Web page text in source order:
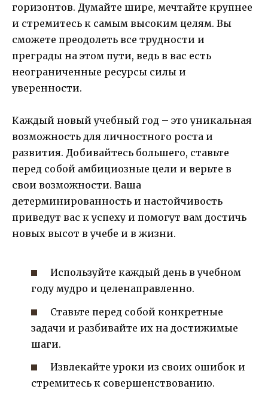
горизонтов. Думайте шире, мечтайте крупнее
и стремитесь к самым высоким целям. Вы
сможете преодолеть все трудности и
преграды на этом пути, ведь в вас есть
неограниченные ресурсы силы и
уверенности.
Каждый новый учебный год – это уникальная
возможность для личностного роста и
развития. Добивайтесь большего, ставьте
перед собой амбициозные цели и верьте в
свои возможности. Ваша
детерминированность и настойчивость
приведут вас к успеху и помогут вам достичь
новых высот в учебе и в жизни.
Используйте каждый день в учебном
году мудро и целенаправленно.
Ставьте перед собой конкретные
задачи и разбивайте их на достижимые
шаги.
Извлекайте уроки из своих ошибок и
стремитесь к совершенствованию.